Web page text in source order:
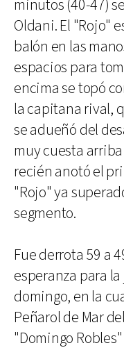
minutos (40-47)
Oldani. El "Rojo"
balón en las
espacios para
encima se topó
la capitana rival,
se adueñó del
muy cuesta
recién anotó el
"Rojo" ya
segmento.
Fue derrota 59 a
esperanza para
domingo, en la
Peñarol de Mar
"Domingo